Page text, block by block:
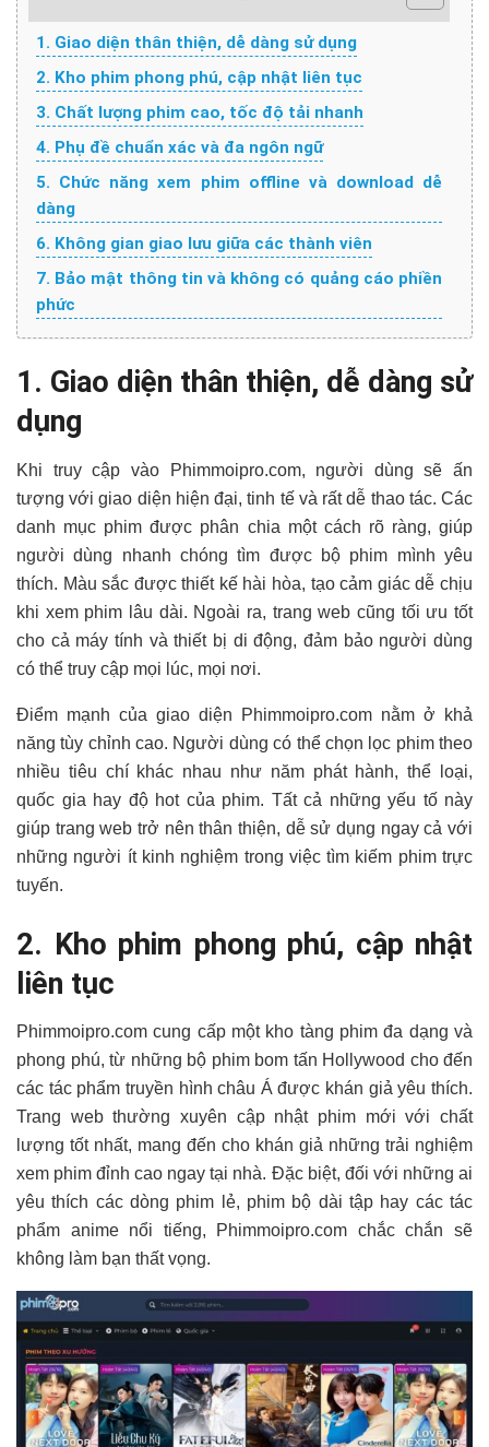
1. Giao diện thân thiện, dễ dàng sử dụng
2. Kho phim phong phú, cập nhật liên tục
3. Chất lượng phim cao, tốc độ tải nhanh
4. Phụ đề chuẩn xác và đa ngôn ngữ
5. Chức năng xem phim offline và download dễ
dàng
6. Không gian giao lưu giữa các thành viên
7. Bảo mật thông tin và không có quảng cáo phiền
phức
1. Giao diện thân thiện, dễ dàng sử
dụng
Khi truy cập vào Phimmoipro.com, người dùng sẽ ấn
tượng với giao diện hiện đại, tinh tế và rất dễ thao tác. Các
danh mục phim được phân chia một cách rõ ràng, giúp
người dùng nhanh chóng tìm được bộ phim mình yêu
thích. Màu sắc được thiết kế hài hòa, tạo cảm giác dễ chịu
khi xem phim lâu dài. Ngoài ra, trang web cũng tối ưu tốt
cho cả máy tính và thiết bị di động, đảm bảo người dùng
có thể truy cập mọi lúc, mọi nơi.
Điểm mạnh của giao diện Phimmoipro.com nằm ở khả
năng tùy chỉnh cao. Người dùng có thể chọn lọc phim theo
nhiều tiêu chí khác nhau như năm phát hành, thể loại,
quốc gia hay độ hot của phim. Tất cả những yếu tố này
giúp trang web trở nên thân thiện, dễ sử dụng ngay cả với
những người ít kinh nghiệm trong việc tìm kiếm phim trực
tuyến.
2. Kho phim phong phú, cập nhật
liên tục
Phimmoipro.com cung cấp một kho tàng phim đa dạng và
phong phú, từ những bộ phim bom tấn Hollywood cho đến
các tác phẩm truyền hình châu Á được khán giả yêu thích.
Trang web thường xuyên cập nhật phim mới với chất
lượng tốt nhất, mang đến cho khán giả những trải nghiệm
xem phim đỉnh cao ngay tại nhà. Đặc biệt, đối với những ai
yêu thích các dòng phim lẻ, phim bộ dài tập hay các tác
phẩm anime nổi tiếng, Phimmoipro.com chắc chắn sẽ
không làm bạn thất vọng.